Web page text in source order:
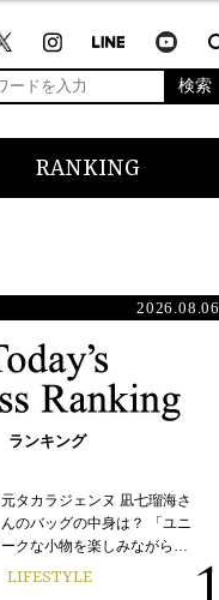
検索
RANKING
2026.08.06
ランキング
元タカラジェンヌ 凪七瑠海さ
んのバッグの中身は？ 「ユニ
ークな小物を楽しみながら…
LIFESTYLE